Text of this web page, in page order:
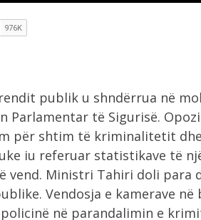
publik u shndërrua në
Parlamentar të Sigurisë.
për shtim të kriminalitetit
iu referuar statistikave të
vend. Ministri Tahiri doli
Vendosja e kamerave
në parandalimin e
I nxehti ekstrem, Italia zgjat
Ukraina godet rafineri ruse me
Moska...
6:58
“E kemi humbur besimin te
UEFA...